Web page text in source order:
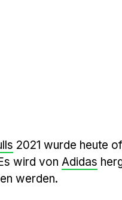
2021 wurde heute
wird von Adidas
werden.